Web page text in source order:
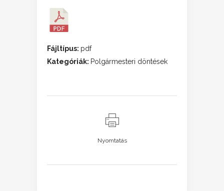
Fájltípus: pdf
Kategóriák: Polgármesteri döntések
Nyomtatás